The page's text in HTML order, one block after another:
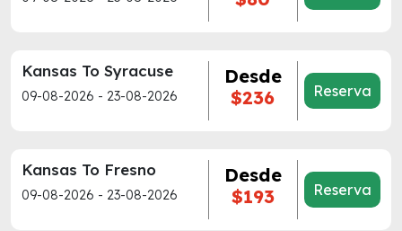
Kansas To Syracuse
09-08-2026 - 23-08-2026
Desde
$236
Reserva
Kansas To Fresno
09-08-2026 - 23-08-2026
Desde
$193
Reserva